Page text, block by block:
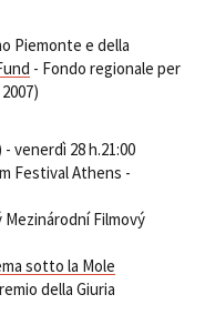
Piemonte e della
- Fondo regionale per
- venerdì 28 h.21:00
Festival Athens -
Mezinárodní Filmový
sotto la Mole
della Giuria